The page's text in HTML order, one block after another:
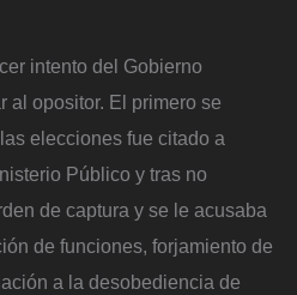
intento del Gobierno
al opositor. El primero se
elecciones fue citado a
Público y tras no
de captura y se le acusaba
de funciones, forjamiento de
a la desobediencia de